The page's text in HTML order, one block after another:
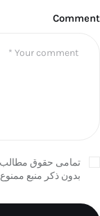
Comment
تمامی حقوق مطالب
بدون ذکر منبع